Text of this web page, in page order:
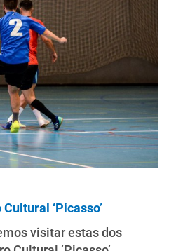
‘Picasso’
visitar estas dos